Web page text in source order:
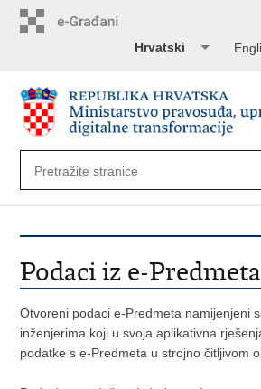
Hrvatski
Podaci iz e-Predmeta
Otvoreni podaci e-Predmeta namijenjeni
inženjerima koji u svoja aplikativna
podatke s e-Predmeta u strojno čitljivom